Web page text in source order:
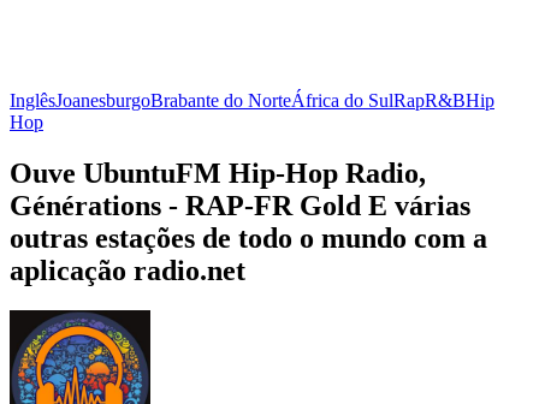
InglêsJoanesburgoBrabante do NorteÁfrica do SulRapR&BHip
Hop
Ouve UbuntuFM Hip-Hop Radio,
Générations - RAP-FR Gold E várias
outras estações de todo o mundo com a
aplicação radio.net